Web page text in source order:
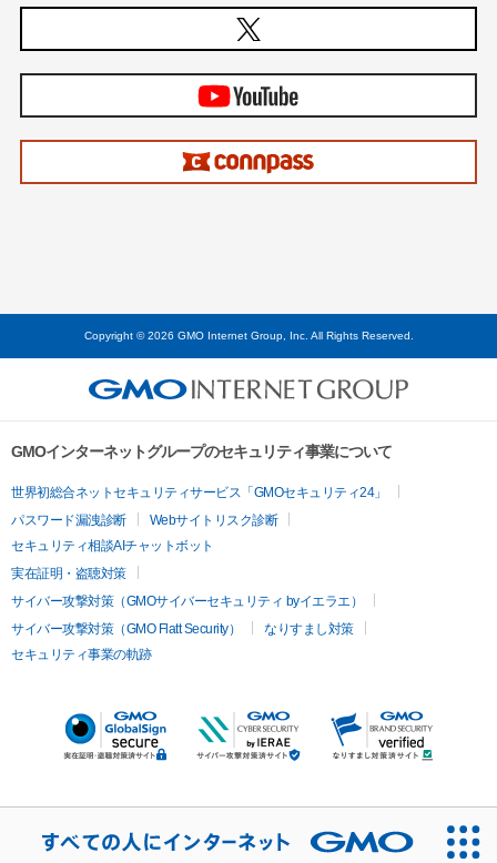
Copyright © 2026 GMO Internet Group, Inc. All Rights Reserved.
GMOインターネットグループのセキュリティ事業について
世界初総合ネットセキュリティサービス「GMOセキュリティ24」
パスワード漏洩診断
Webサイトリスク診断
セキュリティ相談AIチャットボット
実在証明・盗聴対策
サイバー攻撃対策（GMOサイバーセキュリティ byイエラエ）
サイバー攻撃対策（GMO Flatt Security）
なりすまし対策
セキュリティ事業の軌跡